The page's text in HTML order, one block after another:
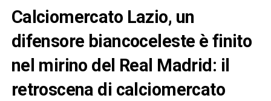
Calciomercato Lazio, un
difensore biancoceleste è finito
nel mirino del Real Madrid: il
retroscena di calciomercato